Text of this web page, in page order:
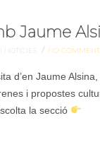
Jaume
NOTÍCIES / NO
d’en Jaume
i propostes
la secció